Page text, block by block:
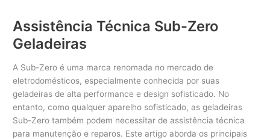
Assistência Técnica Sub-Zero
Geladeiras
A Sub-Zero é uma marca renomada no mercado de
eletrodomésticos, especialmente conhecida por suas
geladeiras de alta performance e design sofisticado. No
entanto, como qualquer aparelho sofisticado, as geladeiras
Sub-Zero também podem necessitar de assistência técnica
para manutenção e reparos. Este artigo aborda os principais